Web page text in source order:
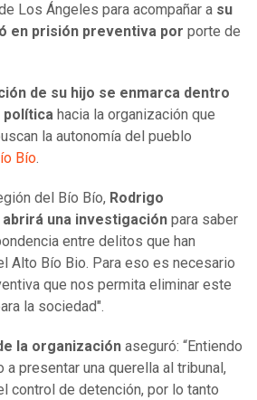
Los Ángeles para acompañar a su
en prisión preventiva por porte de
de su hijo se enmarca dentro
política hacia la organización que
la autonomía del pueblo
Bío.
del Bío Bío, Rodrigo
abrirá una investigación para saber
entre delitos que han
Alto Bío Bio. Para eso es necesario
que nos permita eliminar este
la sociedad".
la organización aseguró: “Entiendo
presentar una querella al tribunal,
control de detención, por lo tanto